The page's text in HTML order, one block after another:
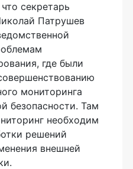
секретарь
Патрушев
где были
мониторинга
безопасности. Там
необходим
решений
внешней